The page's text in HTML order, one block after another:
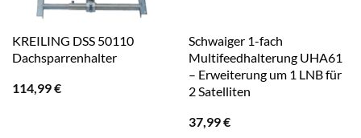
KREILING DSS 50110
Dachsparrenhalter
114,99€
Schwaiger 1-fach
Multifeedhalterung UHA61
– Erweiterung um 1 LNB für
2 Satelliten
37,99€